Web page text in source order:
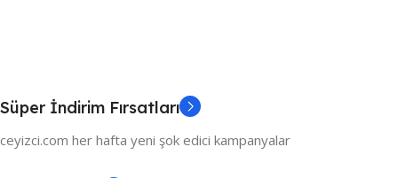
Süper İndirim Fırsatları
ceyizci.com her hafta yeni şok edici kampanyalar